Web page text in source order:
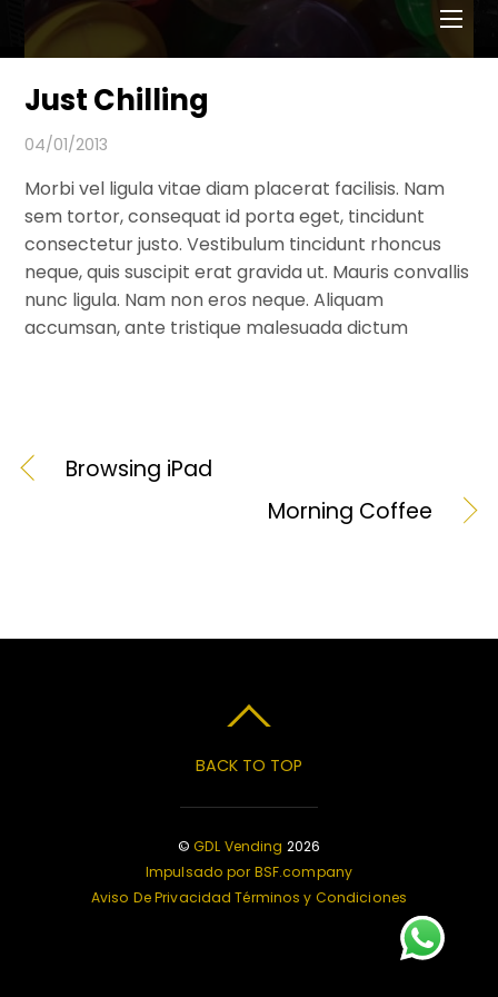
Just Chilling
04/01/2013
Morbi vel ligula vitae diam placerat facilisis. Nam
sem tortor, consequat id porta eget, tincidunt
consectetur justo. Vestibulum tincidunt rhoncus
neque, quis suscipit erat gravida ut. Mauris convallis
nunc ligula. Nam non eros neque. Aliquam
accumsan, ante tristique malesuada dictum
Browsing iPad
Morning Coffee
BACK TO TOP
©GDL Vending 2026
Impulsado por BSF.company
Aviso De Privacidad Términos y Condiciones